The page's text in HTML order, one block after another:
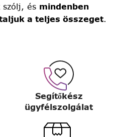
szólj, és mindenben
a teljes összeget.
Segítőkész
ügyfélszolgálat